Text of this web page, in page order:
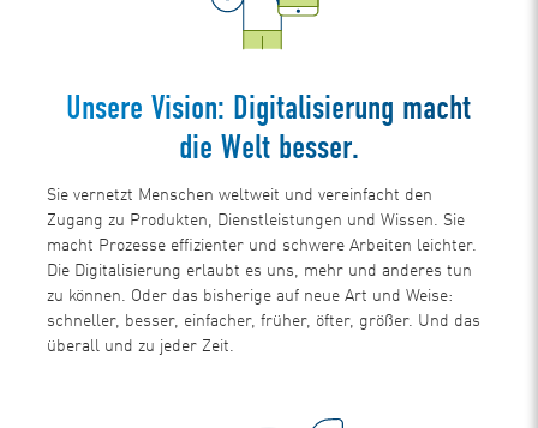
Unsere Vision: Digitalisierung macht
die Welt besser.
Sie vernetzt Menschen weltweit und vereinfacht den
Zugang zu Produkten, Dienstleistungen und Wissen. Sie
macht Prozesse effizienter und schwere Arbeiten leichter.
Die Digitalisierung erlaubt es uns, mehr und anderes tun
zu können. Oder das bisherige auf neue Art und Weise:
schneller, besser, einfacher, früher, öfter, größer. Und das
überall und zu jeder Zeit.